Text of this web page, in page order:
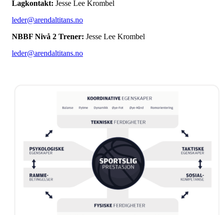
Lagkontakt: Jesse Lee Krombel
leder@arendaltitans.no
NBBF Nivå 2 Trener: Jesse Lee Krombel
leder@arendaltitans.no